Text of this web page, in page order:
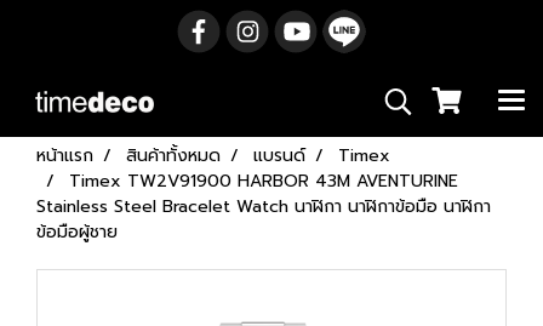
หน้าแรก สินค้าทั้งหมด แบรนด์
Timex
Timex TW2V91900 HARBOR 43M AVENTURINE
Stainless Steel Bracelet Watch นาฬิกา นาฬิกาข้อมือ นาฬิกา
ข้อมือผู้ชาย